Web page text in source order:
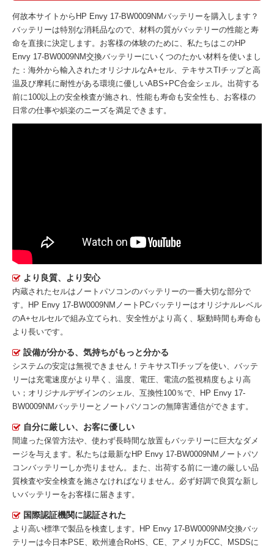
何故本サイトから HP Envy 17-BW0009NMバッテリーを購入します？
バッテリーは特別な消耗品なので、材料の質がバッテリーの性能と寿
命を直接に決定します。お客様の体験のために、私たちはこのHP
Envy 17-BW0009NM交換バッテリーにいくつのたかい材料を使いまし
た：海外から輸入されたオリジナルなA+セル、テキサスTIチップと高
温及び摩耗に耐性がある環境に優しいABS+PC合金シェル。出荷する
前に100以上の安全検査が施され、性能も寿命も安全性も、お客様の
日常の仕事や娯楽のニーズを満足できます。
より良質、より安心
内蔵されたセルはノートパソコンのバッテリーの一番大切な部分で
す。
HP Envy 17-BW0009NMノートPCバッテリーはオリジナルレベル
のA+セルセルで組み立てられ、安全性がより高く、駆動時間も寿命も
より長いです。
設備が分かる、気持ちがもっと分かる
システムの安定は無視できません！テキサスTIチップを使い、バッテ
リーは充電速度がより早く、温度、電圧、電流の監視精度もより高
い；オリジナルデザインのシェル、互換性100％で、HP Envy 17-
BW0009NMバッテリーとノートパソコンの無障害通信ができます。
自分に厳しい、お客に優しい
間違った保管方法や、使わず長時間な放置もバッテリーに巨大なダメ
ージを与えます。私たちは最新な HP Envy 17-BW0009NMノートパソ
コンバッテリー しか売りません。また、出荷する前に一連の厳しい品
質検査や安全検査を施さなければなりません。必ず好調で良質な新し
いバッテリーをお客様に届きます。
国際認証機関に認証された
より高い標準で製品を検査します。HP Envy 17-BW0009NM交換バッ
テリーは今日本PSE、欧州連合RoHS、CE、アメリカFCC、MSDSに